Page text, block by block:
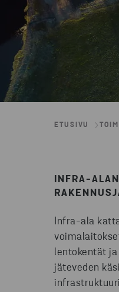
ETUSIVU
INFRA-
Infra-ala
lentokentät
jäteveden